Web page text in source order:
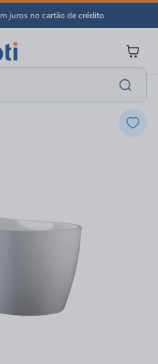
juros no cartão de crédito
Vertical